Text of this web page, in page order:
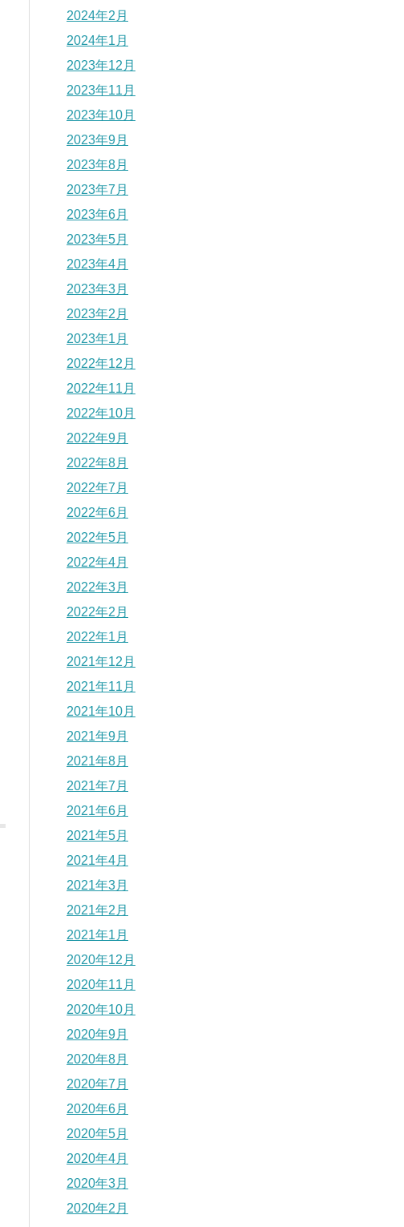
2024年2月
2024年1月
2023年12月
2023年11月
2023年10月
2023年9月
2023年8月
2023年7月
2023年6月
2023年5月
2023年4月
2023年3月
2023年2月
2023年1月
2022年12月
2022年11月
2022年10月
2022年9月
2022年8月
2022年7月
2022年6月
2022年5月
2022年4月
2022年3月
2022年2月
2022年1月
2021年12月
2021年11月
2021年10月
2021年9月
2021年8月
2021年7月
2021年6月
2021年5月
2021年4月
2021年3月
2021年2月
2021年1月
2020年12月
2020年11月
2020年10月
2020年9月
2020年8月
2020年7月
2020年6月
2020年5月
2020年4月
2020年3月
2020年2月